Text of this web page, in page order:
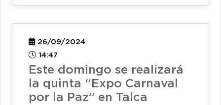
26/09/2024
14:47
Este domingo se realizará
la quinta “Expo Carnaval
por la Paz” en Talca